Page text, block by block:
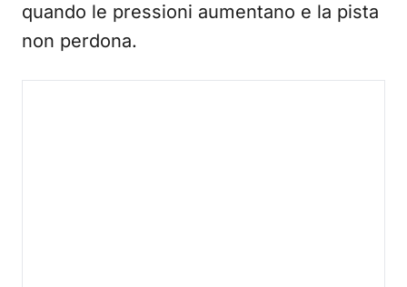
quando le pressioni aumentano e la pista
non perdona.